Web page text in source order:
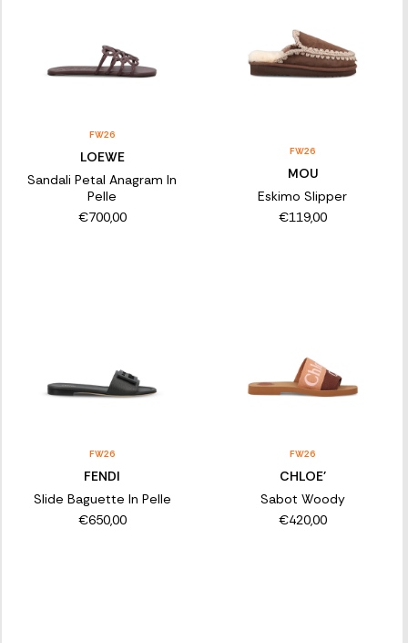
FW26
LOEWE
Sandali Petal Anagram In
Pelle
€700,00
FW26
MOU
Eskimo Slipper
€119,00
FW26
FENDI
Slide Baguette In Pelle
€650,00
FW26
CHLOE'
Sabot Woody
€420,00